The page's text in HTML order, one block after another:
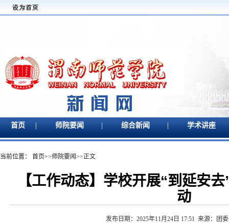
首页 | 师院要闻 | 综合新闻 | 学术讲座
当前位置： 首页>>师院要闻>>正文
【工作动态】学校开展“到延安
动
发布日期：2025年11月24日 17:51 来源：团